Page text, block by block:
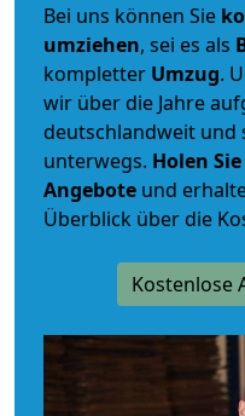
Bei uns können Sie
umziehen, sei es als
kompletter Umzug.
wir über die Jahre
deutschlandweit
unterwegs. Holen
Angebote und
Überblick über die
Kostenlose